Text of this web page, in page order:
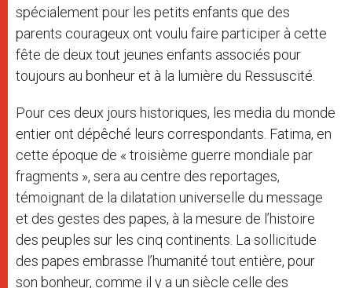
spécialement pour les petits enfants que des
parents courageux ont voulu faire participer à cette
fête de deux tout jeunes enfants associés pour
toujours au bonheur et à la lumière du Ressuscité.
Pour ces deux jours historiques, les media du monde
entier ont dépêché leurs correspondants. Fatima, en
cette époque de « troisième guerre mondiale par
fragments », sera au centre des reportages,
témoignant de la dilatation universelle du message
et des gestes des papes, à la mesure de l’histoire
des peuples sur les cinq continents. La sollicitude
des papes embrasse l’humanité tout entière, pour
son bonheur, comme il y a un siècle celle des